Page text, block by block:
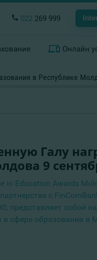
022 269 999
Онлайн
в Республике
Галу
9
in Education Awards
с
представляет собой
в сфере образования в